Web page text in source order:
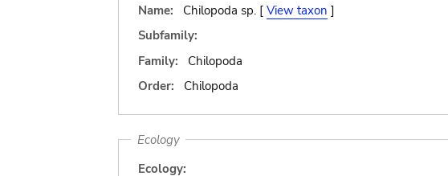
Name:
Chilopoda sp. [ View taxon ]
Subfamily:
Family:
Chilopoda
Order:
Chilopoda
Ecology
Ecology: